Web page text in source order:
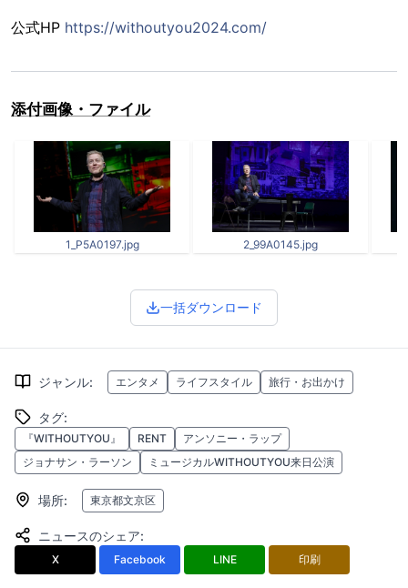
公式HP https://withoutyou2024.com/
添付画像・ファイル
1_P5A0197.jpg 2_99A0145.jpg
一括ダウンロード
ジャンル: エンタメ ライフスタイル 旅行・お出かけ
タグ:
『WITHOUTYOU』 RENT
アンソニー・ラップ
ジョナサン・ラーソン
ミュージカルWITHOUTYOU来日公演
場所: 東京都文京区
ニュースのシェア:
X Facebook LINE 印刷